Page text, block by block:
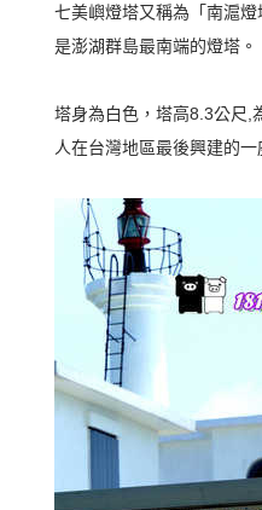
七美嶼燈塔又稱為「南滬
是澎湖群島最南端的燈塔。
塔身為白色，塔高8.3公尺,
人在台灣地區最後興建的一